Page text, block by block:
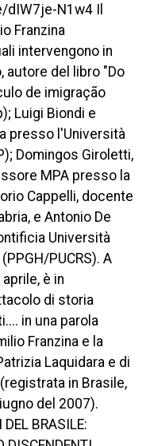
N1w4 Il
Franzina
intervengono in
autore del libro "Do
de imigração
Luigi Biondi e
presso l'Università
Domingos Giroletti,
MPA presso la
Cappelli, docente
e Antonio De
Università
PUCRS). A
è in
di storia
in una parola
Franzina e la
Laquidara e di
in Brasile,
del 2007).
BRASILE: